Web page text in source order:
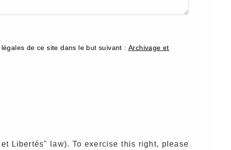
de ce site dans le but suivant : Archivage et
Libertés" law). To exercise this right, please